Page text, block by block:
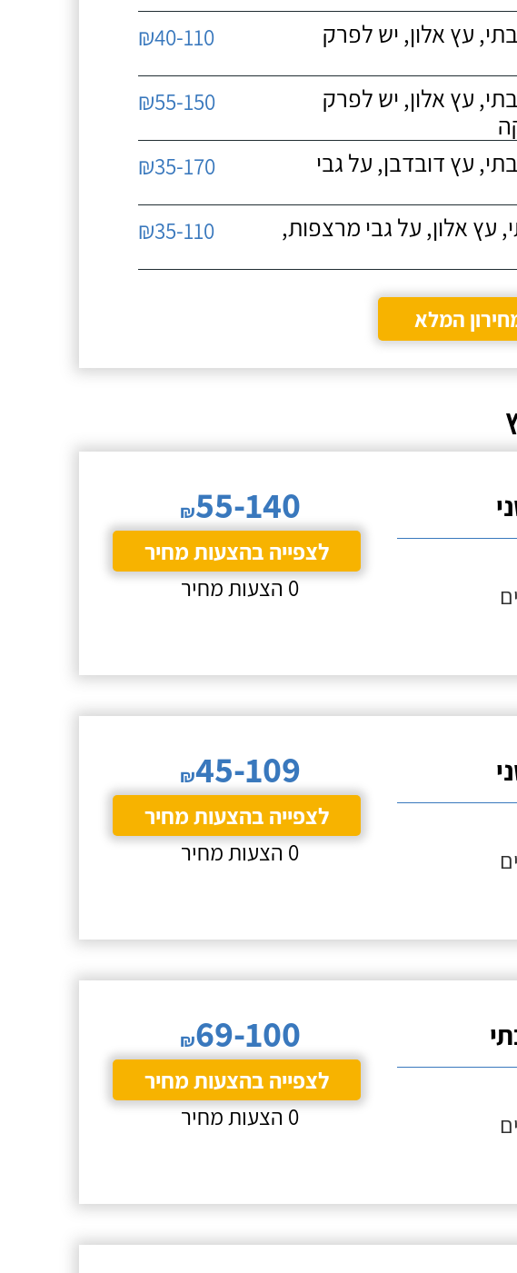
עץ אלון, יש לפרק
₪40-110
עץ אלון, יש לפרק
₪55-150
עץ דובדבן, על גבי
₪35-170
אלון, על גבי מרצפות,
₪35-110
המלא
₪55-140
לצפייה בהצעות מחיר
0 הצעות מחיר
₪45-109
לצפייה בהצעות מחיר
0 הצעות מחיר
₪69-100
לצפייה בהצעות מחיר
0 הצעות מחיר